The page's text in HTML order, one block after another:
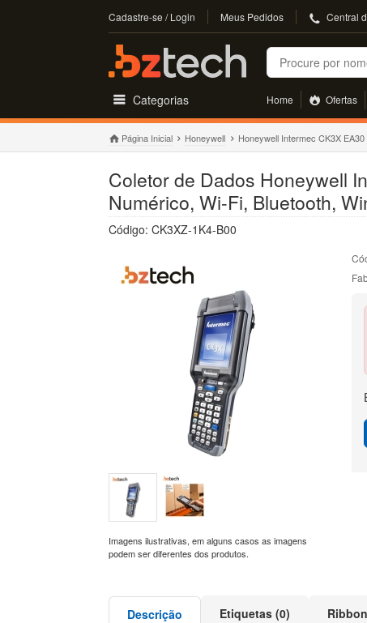
Cadastre-se / Login Meus Pedidos Central
Buscar
Categorias Home Ofertas
Página Inicial Honeywell Honeywell Intermec CK3X EA30
Coletor de Dados Honeywell
Numérico, Wi-Fi, Bluetooth,
Código: CK3XZ-1K4-B00
Imagens ilustrativas, em alguns casos as imagens
podem ser diferentes dos produtos.
Descrição Etiquetas (0)